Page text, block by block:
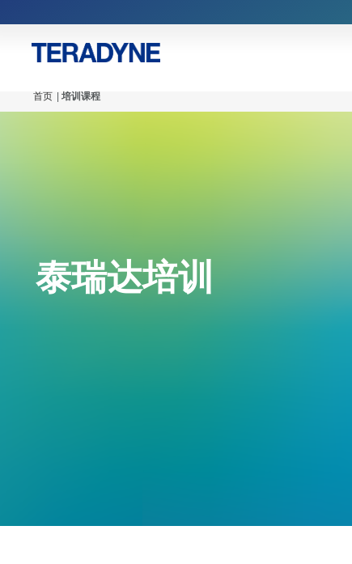
首页 培训课程
泰瑞达培训